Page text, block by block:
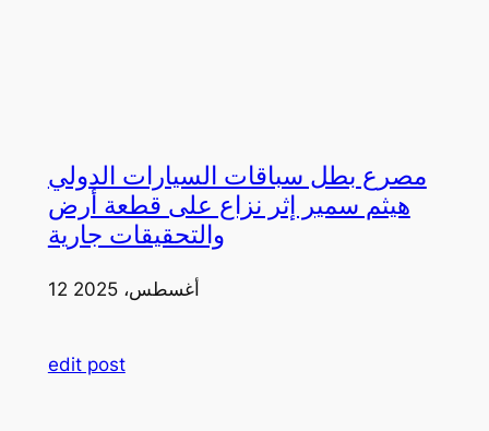
مصرع بطل سباقات السيارات الدولي
هيثم سمير إثر نزاع على قطعة أرض
والتحقيقات جارية
12 أغسطس، 2025
edit post